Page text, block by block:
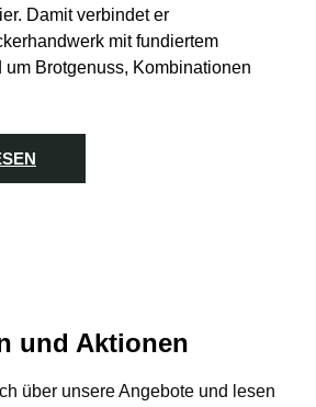
Damit verbindet er
mit fundiertem
um Brotgenuss, Kombinationen
und Aktionen
über unsere Angebote und lesen